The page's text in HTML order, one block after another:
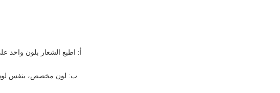
أ: اطبع الشعار بلون واحد على
ب: لون مخصص، بنفس لون